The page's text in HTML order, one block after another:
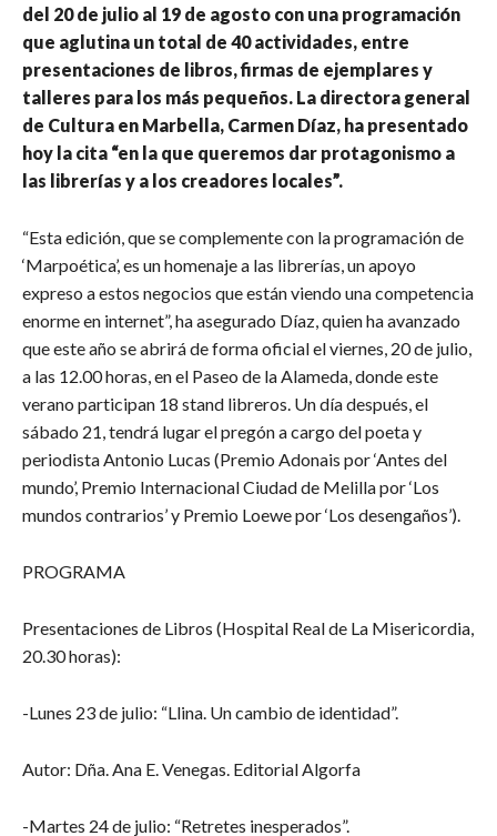
del 20 de julio al 19 de agosto con una programación
que aglutina un total de 40 actividades, entre
presentaciones de libros, firmas de ejemplares y
talleres para los más pequeños. La directora general
de Cultura en Marbella, Carmen Díaz, ha presentado
hoy la cita “en la que queremos dar protagonismo a
las librerías y a los creadores locales”.
“Esta edición, que se complemente con la programación de
‘Marpoética’, es un homenaje a las librerías, un apoyo
expreso a estos negocios que están viendo una competencia
enorme en internet”, ha asegurado Díaz, quien ha avanzado
que este año se abrirá de forma oficial el viernes, 20 de julio,
a las 12.00 horas, en el Paseo de la Alameda, donde este
verano participan 18 stand libreros. Un día después, el
sábado 21, tendrá lugar el pregón a cargo del poeta y
periodista Antonio Lucas (Premio Adonais por ‘Antes del
mundo’, Premio Internacional Ciudad de Melilla por ‘Los
mundos contrarios’ y Premio Loewe por ‘Los desengaños’).
PROGRAMA
Presentaciones de Libros (Hospital Real de La Misericordia,
20.30 horas):
-Lunes 23 de julio: “Llina. Un cambio de identidad”.
Autor: Dña. Ana E. Venegas. Editorial Algorfa
-Martes 24 de julio: “Retretes inesperados”.